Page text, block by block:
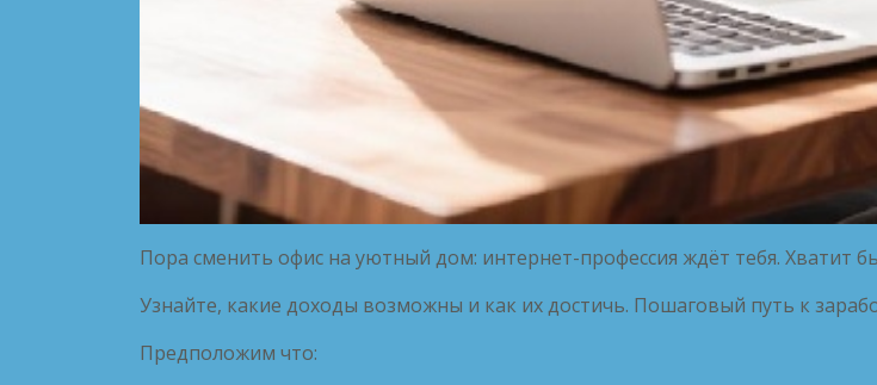
Пора сменить офис на уютный дом: интернет-профессия ждёт тебя. Хватит
Узнайте, какие доходы возможны и как их достичь. Пошаговый путь к
Предположим что: